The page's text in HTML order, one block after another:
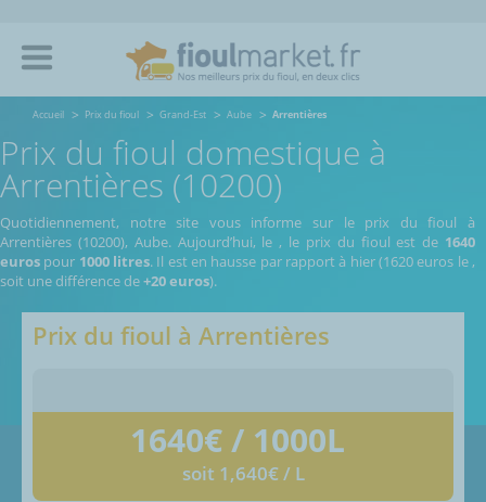
Accueil Prix du fioul Grand-Est Aube Arrentières
Prix du fioul domestique à
Arrentières (10200)
Quotidiennement, notre site vous informe sur le prix du fioul à
Arrentières (10200), Aube. Aujourd’hui, le , le prix du fioul est de 1640
euros pour 1000 litres. Il est en hausse par rapport à hier (1620 euros le,
soit une différence de+20 euros).
Prix du fioul à Arrentières
1640€ / 1000L
soit 1,640€ / L